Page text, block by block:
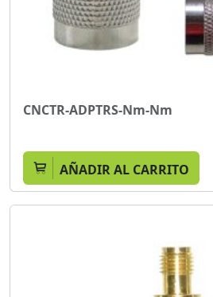
CNCTR-ADPTRS-Nm-Nm
AÑADIR AL CARRITO